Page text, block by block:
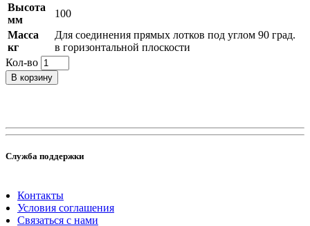
Высота
мм
100
Масса
кг
Для соединения прямых лотков под углом 90 град.
в горизонтальной плоскости
Кол-во
В корзину
Служба поддержки
Контакты
Условия соглашения
Связаться с нами